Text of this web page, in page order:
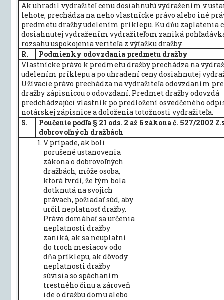
Ak uhradil vydražiteľ cenu dosiahnutú vydražením v
lehote, prechádza na neho vlastnícke právo alebo iné
predmetu dražby udelením príklepu. Ku dňu zaplatenia
dosiahnutej vydražením vydražiteľom zaniká
rozsahu uspokojenia veriteľa z výťažku dražby.
R.
Podmienky odovzdania predmetu dražby
Vlastnícke právo k predmetu dražby prechádza na
udelením príklepu a po uhradení ceny dosiahnutej
Užívacie právo prechádza na vydražiteľa odovzdaním
dražby zápisnicou o odovzdaní. Predmet dražby odovzdá
predchádzajúci vlastník po predložení osvedčeného
notárskej zápisnice a doloženia totožnosti vydražiteľa.
S.
Poučenie podľa § 21 ods. 2 až 6 zákona č. 527/2002
dobrovoľných dražbách
V prípade, ak boli
porušené ustanovenia
zákona o dobrovoľných
dražbách, môže osoba,
ktorá tvrdí, že tým bola
dotknutá na svojich
právach, požiadať súd, aby
určil neplatnosť dražby.
Právo domáhať sa určenia
neplatnosti dražby
zaniká, ak sa neuplatní
do troch mesiacov odo
dňa príklepu, ak dôvody
neplatnosti dražby
súvisia so spáchaním
trestného činu a zároveň
ide o dražbu domu alebo